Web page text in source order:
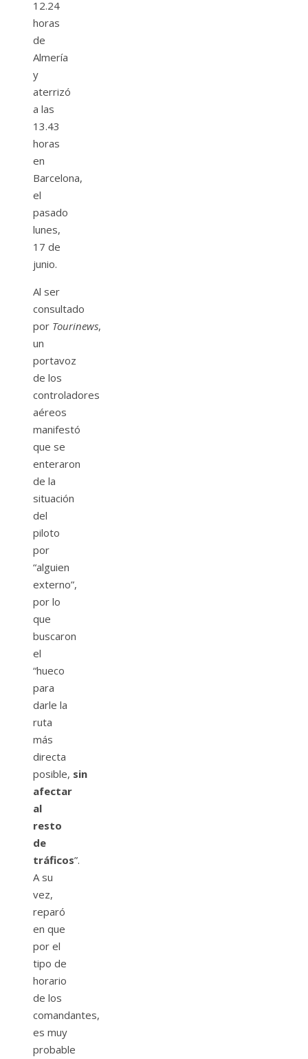
12.24
horas
de
Almería
y
aterrizó
a las
13.43
horas
en
Barcelona,
el
pasado
lunes,
17 de
junio.
Al ser
consultado
por Tourinews,
un
portavoz
de los
controladores
aéreos
manifestó
que se
enteraron
de la
situación
del
piloto
por
“alguien
externo”,
por lo
que
buscaron
el
“hueco
para
darle la
ruta
más
directa
posible, sin
afectar
al
resto
de
tráficos”.
A su
vez,
reparó
en que
por el
tipo de
horario
de los
comandantes,
es muy
probable